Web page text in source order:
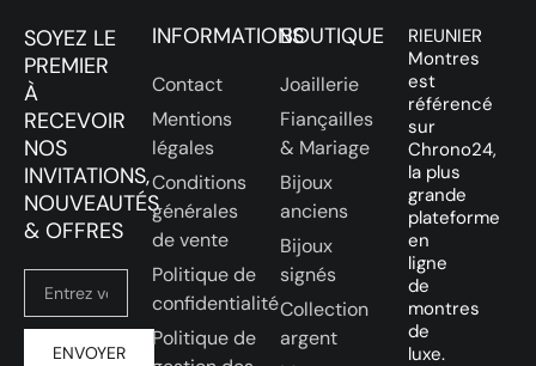
SOYEZ LE
PREMIER
À
RECEVOIR
NOS
INVITATIONS,
NOUVEAUTÉS
& OFFRES
ENVOYER
INFORMATIONS
Contact
Mentions
légales
Conditions
générales
de vente
Politique de
confidentialité
Politique de
BOUTIQUE
Joaillerie
Fiançailles
& Mariage
Bijoux
anciens
Bijoux
signés
Collection
argent
RIEUNIER
Montres
est
référencé
sur
Chrono24,
la plus
grande
plateforme
en
ligne
de
montres
de
luxe.